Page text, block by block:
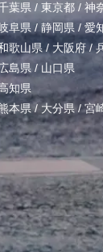
葉県 / 東京都 / 神
阜県 / 静岡県 / 愛
歌山県/ 大阪府 /
島県 / 山口県
知県
本県/ 大分県/宮